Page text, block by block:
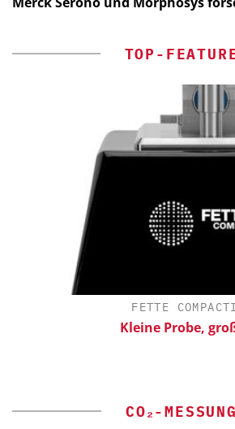
TOP-
FETTE COMPACTING
Kleine Probe, große
CO₂-MESSUNG